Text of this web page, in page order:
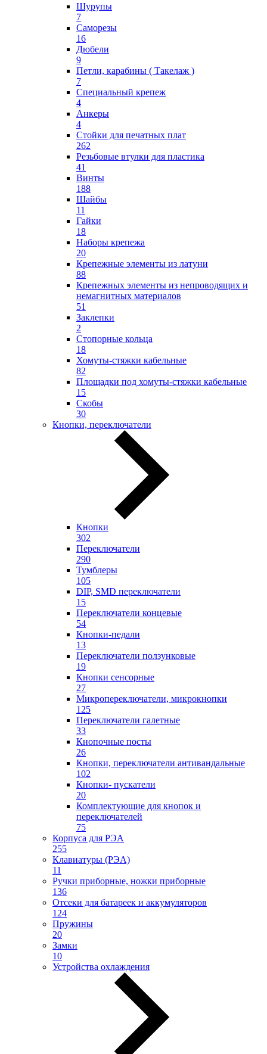
Шурупы
7
Саморезы
16
Дюбели
9
Петли, карабины ( Такелаж )
7
Специальный крепеж
4
Анкеры
4
Стойки для печатных плат
262
Резьбовые втулки для пластика
41
Винты
188
Шайбы
11
Гайки
18
Наборы крепежа
20
Крепежные элементы из латуни
88
Крепежных элементы из непроводящих и
немагнитных материалов
51
Заклепки
2
Стопорные кольца
18
Хомуты-стяжки кабельные
82
Площадки под хомуты-стяжки кабельные
15
Скобы
30
Кнопки, переключатели
Кнопки
302
Переключатели
290
Тумблеры
105
DIP, SMD переключатели
15
Переключатели концевые
54
Кнопки-педали
13
Переключатели ползунковые
19
Кнопки сенсорные
27
Микропереключатели, микрокнопки
125
Переключатели галетные
33
Кнопочные посты
26
Кнопки, переключатели антивандальные
102
Кнопки- пускатели
20
Комплектующие для кнопок и
переключателей
75
Корпуса для РЭА
255
Клавиатуры (РЭА)
11
Ручки приборные, ножки приборные
136
Отсеки для батареек и аккумуляторов
124
Пружины
20
Замки
10
Устройства охлаждения